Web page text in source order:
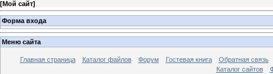
[Мой сайт]
Форма входа
Меню сайта
Главная страница Каталог файлов Форум Гостевая книга
Обратная связь
Каталог сайтов